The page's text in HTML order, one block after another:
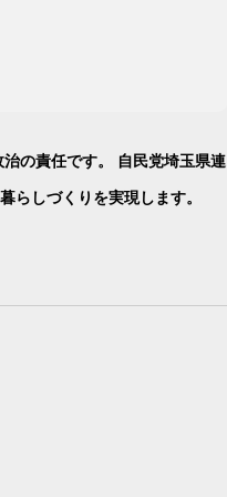
の責任です。 自民党埼玉県連
らしづくりを実現します。